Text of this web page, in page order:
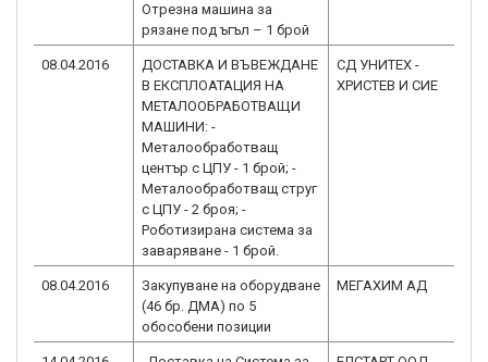
Oтрезна машина за
рязане под ъгъл – 1 брой
08.04.2016
ДОСТАВКА И ВЪВЕЖДАНЕ
В ЕКСПЛОАТАЦИЯ НА
МЕТАЛООБРАБОТВАЩИ
МАШИНИ: -
Металообработващ
център с ЦПУ - 1 брой; -
Металообработващ струг
с ЦПУ - 2 броя; -
Роботизирана система за
заваряване - 1 брой.
СД УНИТЕХ -
ХРИСТЕВ И СИЕ
08.04.2016
Закупуване на оборудване
(46 бр. ДМА) по 5
обособени позиции
МЕГАХИМ АД